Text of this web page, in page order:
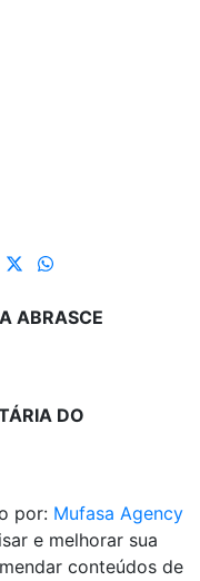
ABRASCE
DO
por: Mufasa Agency
e melhorar sua
conteúdos de